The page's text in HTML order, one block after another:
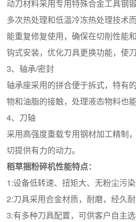
动刀材料采用专用特殊合金工具钢
多次热处理和低温冷冻热处理技术
能重复修复使用，确保在切削性能
钩式安装，优化刀具更换功能，使
3、轴承/密封
轴承座采用的拼合便于拆式，特有
物和油脂的接触，处理液态物料也
4、刀轴
采用高强度重载专用钢材加工精制
切提供有力的动力。
稻草捆粉碎机性能特点：
1:设备低转速、扭矩大、无粉尘污染
2:刀具采用合金材质，耐磨，经久耐
3:有多种刀具配置，可供客户自主选